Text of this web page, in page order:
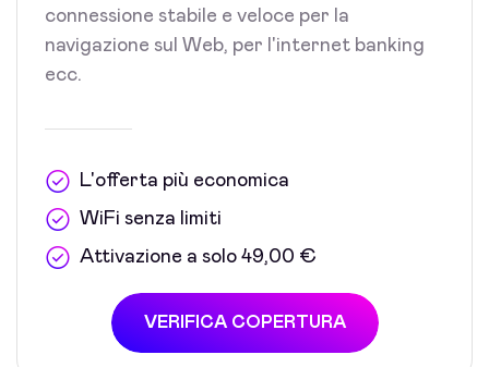
connessione stabile e veloce per la
navigazione sul Web, per l'internet banking
ecc.
L'offerta più economica
WiFi senza limiti
Attivazione a solo 49,00 €
VERIFICA COPERTURA